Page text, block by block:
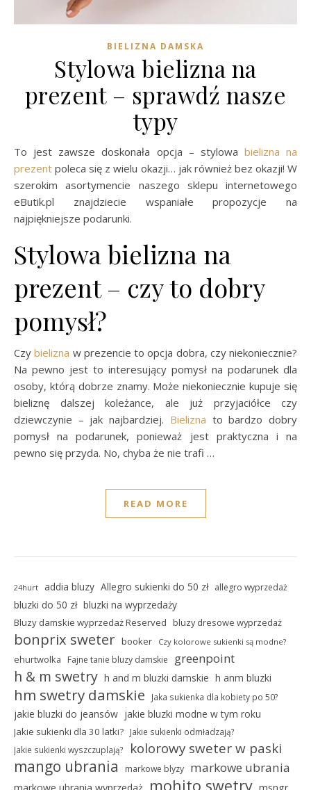
BIELIZNA DAMSKA
Stylowa bielizna na
prezent – sprawdź nasze
typy
To jest zawsze doskonała opcja – stylowa bielizna na
prezent poleca się z wielu okazji… jak również bez okazji! W
szerokim asortymencie naszego sklepu internetowego
eButik.pl znajdziecie wspaniałe propozycje na
najpiękniejsze podarunki.
Stylowa bielizna na
prezent – czy to dobry
pomysł?
Czybielizna w prezencie to opcja dobra, czy niekoniecznie?
Na pewno jest to interesujący pomysł na podarunek dla
osoby, którą dobrze znamy. Może niekoniecznie kupuje się
bieliznę dalszej koleżance, ale już przyjaciółce czy
dziewczynie – jak najbardziej. Bielizna to bardzo dobry
pomysł na podarunek, ponieważ jest praktyczna i na
pewno się przyda. No, chyba że nie trafi …
READ MORE
24hurt addia bluzy Allegro sukienki do 50 zł allegro wyprzedaż
bluzki do 50 zł bluzki na wyprzedaży
Bluzy damskie wyprzedaż Reserved bluzy dresowe wyprzedaż
bonprix sweter booker Czy kolorowe sukienki są modne?
ehurtwolka Fajne tanie bluzy damskie greenpoint
h & m swetry h and m bluzki damskie h anm bluzki
hm swetry damskie Jaka sukienka dla kobiety po 50?
jakie bluzki do jeansów jakie bluzki modne w tym roku
Jakie sukienki dla 30 latki?
Jakie sukienki odmładzają?
Jakie sukienki wyszczuplają?
kolorowy sweter w paski
mango ubrania markowe blyzy markowe ubrania
mohito swetry